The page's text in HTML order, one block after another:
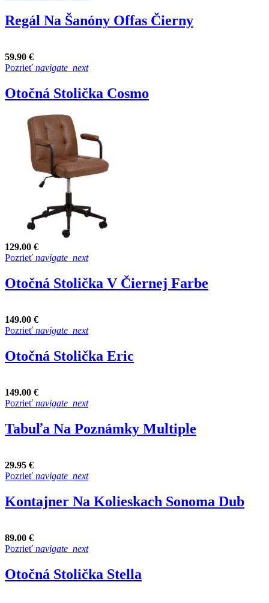
Regál Na Šanóny Offas Čierny
59.90 €
Pozrieť navigate_next
Otočná Stolička Cosmo
129.00 €
Pozrieť navigate_next
Otočná Stolička V Čiernej Farbe
149.00 €
Pozrieť navigate_next
Otočná Stolička Eric
149.00 €
Pozrieť navigate_next
Tabuľa Na Poznámky Multiple
29.95 €
Pozrieť navigate_next
Kontajner Na Kolieskach Sonoma Dub
89.00 €
Pozrieť navigate_next
Otočná Stolička Stella